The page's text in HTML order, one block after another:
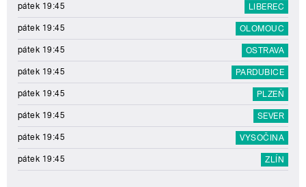
pátek 19:45 LIBEREC
pátek 19:45 OLOMOUC
pátek 19:45 OSTRAVA
pátek 19:45 PARDUBICE
pátek 19:45 PLZEŇ
pátek 19:45 SEVER
pátek 19:45 VYSOČINA
pátek 19:45 ZLÍN